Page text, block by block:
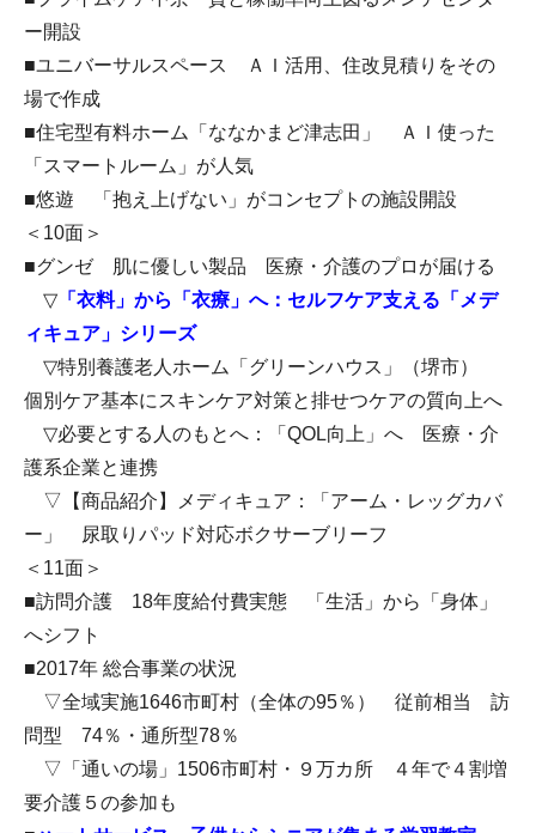
ー開設
■ユニバーサルスペース ＡＩ活用、住改見積りをその
場で作成
■住宅型有料ホーム「ななかまど津志田」 ＡＩ使った
「スマートルーム」が人気
■悠遊 「抱え上げない」がコンセプトの施設開設
＜10面＞
■グンゼ 肌に優しい製品 医療・介護のプロが届ける
▽ 「衣料」から「衣療」へ：セルフケア支える「メデ
ィキュア」シリーズ
▽特別養護老人ホーム「グリーンハウス」（堺市）
個別ケア基本にスキンケア対策と排せつケアの質向上へ
▽必要とする人のもとへ：「QOL向上」へ 医療・介
護系企業と連携
▽【商品紹介】メディキュア：「アーム・レッグカバ
ー」 尿取りパッド対応ボクサーブリーフ
＜11面＞
■訪問介護 18年度給付費実態 「生活」から「身体」
へシフト
■2017年 総合事業の状況
▽全域実施1646市町村（全体の95％） 従前相当 訪
問型 74％・通所型78％
▽「通いの場」1506市町村・９万カ所 ４年で４割増
要介護５の参加も